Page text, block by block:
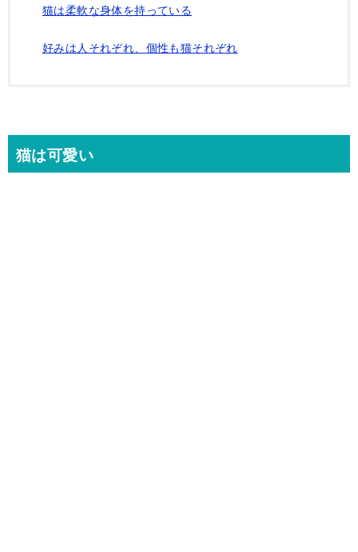
猫は柔軟な身体を持っている
好みは人それぞれ、個性も猫それぞれ
猫は可愛い